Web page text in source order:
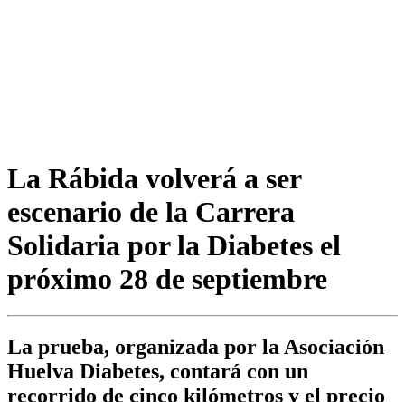
La Rábida volverá a ser
escenario de la Carrera
Solidaria por la Diabetes el
próximo 28 de septiembre
La prueba, organizada por la Asociación
Huelva Diabetes, contará con un
recorrido de cinco kilómetros y el precio